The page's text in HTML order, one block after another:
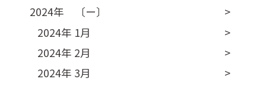
2024年 〔ー〕
2024年 1月
2024年 2月
2024年 3月